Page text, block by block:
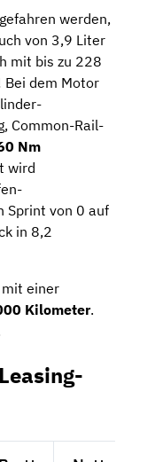
werden,
von 3,9 Liter
mit bis zu 228
Bei dem Motor
Common-Rail-
Nm
wird
Sprint von 0 auf
in 8,2
mit einer
Kilometer.